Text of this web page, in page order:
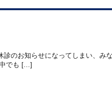
のお知らせになってしまい、み
でも […]